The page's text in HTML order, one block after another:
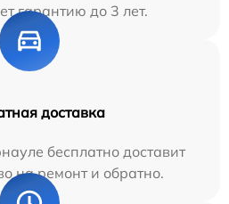
гарантию до 3 лет.
доставка
бесплатно доставит
на ремонт и обратно.